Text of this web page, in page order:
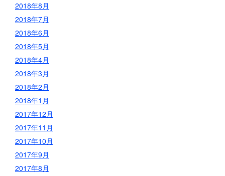
2018年8月
2018年7月
2018年6月
2018年5月
2018年4月
2018年3月
2018年2月
2018年1月
2017年12月
2017年11月
2017年10月
2017年9月
2017年8月